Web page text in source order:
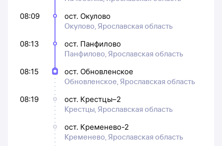
08:09
ост. Окулово
Окулово, Ярославская область
08:13
ост. Панфилово
Панфилово, Ярославская область
08:15
ост. Обновленское
Обновленское, Ярославская область
08:19
ост. Крестцы–2
Крестцы, Ярославская область
ост. Кременево-2
Кременево, Ярославская область